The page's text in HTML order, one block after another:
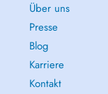
Über uns
Presse
Blog
Karriere
Kontakt